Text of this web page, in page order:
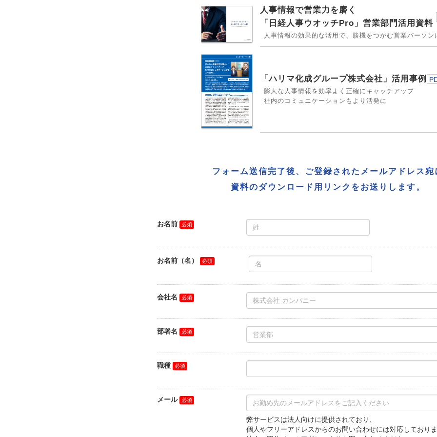
人事情報で営業力を磨く
「日経人事ウオッチPro」営業部門活用資料
人事情報の効果的な活用で、勝機をつかむ営業パーソン
「ハリマ化成グループ株式会社」活用事例
膨大な人事情報を効率よく正確にキャッチアップ
社内のコミュニケーションもより活発に
フォーム送信完了後、ご登録されたメールアドレス宛
資料のダウンロード用リンクをお送りします。
お名前
お名前（名）
会社名
部署名
職種
メール
弊サービスは法人向けに提供されており、
個人やフリーアドレスからのお問い合わせには対応しており